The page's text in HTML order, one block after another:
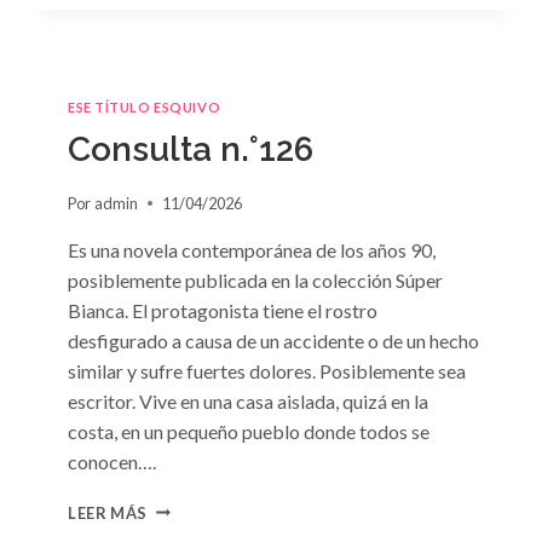
ESE TÍTULO ESQUIVO
Consulta n.°126
Por admin 11/04/2026
Es una novela contemporánea de los años 90,
posiblemente publicada en la colección Súper
Bianca. El protagonista tiene el rostro
desfigurado a causa de un accidente o de un hecho
similar y sufre fuertes dolores. Posiblemente sea
escritor. Vive en una casa aislada, quizá en la
costa, en un pequeño pueblo donde todos se
conocen….
LEER MÁS CONSULTA